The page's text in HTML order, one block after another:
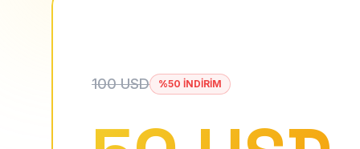
100 USD %50 İNDİRİM